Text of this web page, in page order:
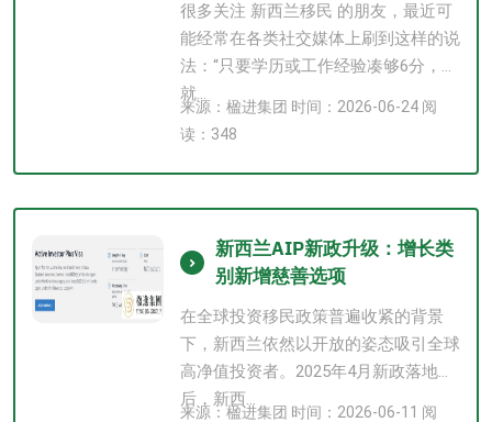
很多关注 新西兰移民 的朋友，最近可
能经常在各类社交媒体上刷到这样的说
法：“只要学历或工作经验凑够6分，
就...
来源：楹进集团 时间：2026-06-24 阅
读：348
新西兰AIP新政升级：增长类
别新增慈善选项
在全球投资移民政策普遍收紧的背景
下，新西兰依然以开放的姿态吸引全球
高净值投资者。2025年4月新政落地
后，新西...
来源：楹进集团 时间：2026-06-11 阅